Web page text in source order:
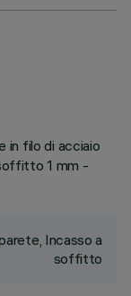
filo di acciaio
1 mm -
Incasso a
soffitto